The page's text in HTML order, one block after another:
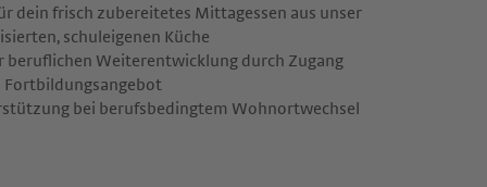
dein frisch zubereitetes Mittagessen aus unser
schuleigenen Küche
beruflichen Weiterentwicklung durch Zugang
Fortbildungsangebot
bei berufsbedingtem Wohnortwechsel